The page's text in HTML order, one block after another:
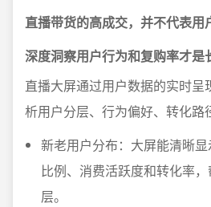
直播带货的高成交，并不代表用
深度洞察用户行为和复购率才是
直播大屏通过用户数据的实时呈
析用户分层、行为偏好、转化路
新老用户分布：大屏能清晰
比例、消费活跃度和转化率
层。